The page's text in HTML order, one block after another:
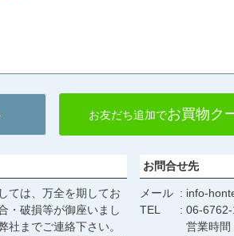
お友だち追加でお買物ク
ては、万全を期してお
・破損等が御座いまし
社までご連絡下さい。
お問合せ先
メール
info-
TEL
06-
営業時